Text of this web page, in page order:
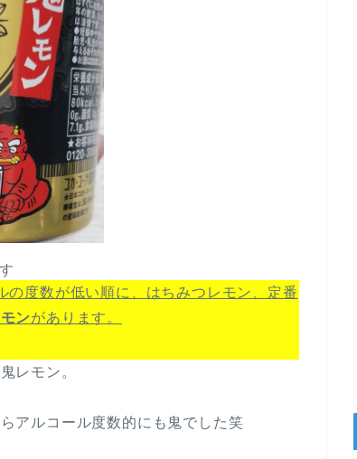
度数が低い順に、はちみつレモン、定番
ンがあります。
レモン。
アルコール度数的にも鬼でした笑